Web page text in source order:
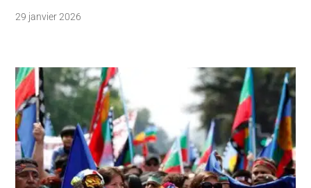
29 janvier 2026